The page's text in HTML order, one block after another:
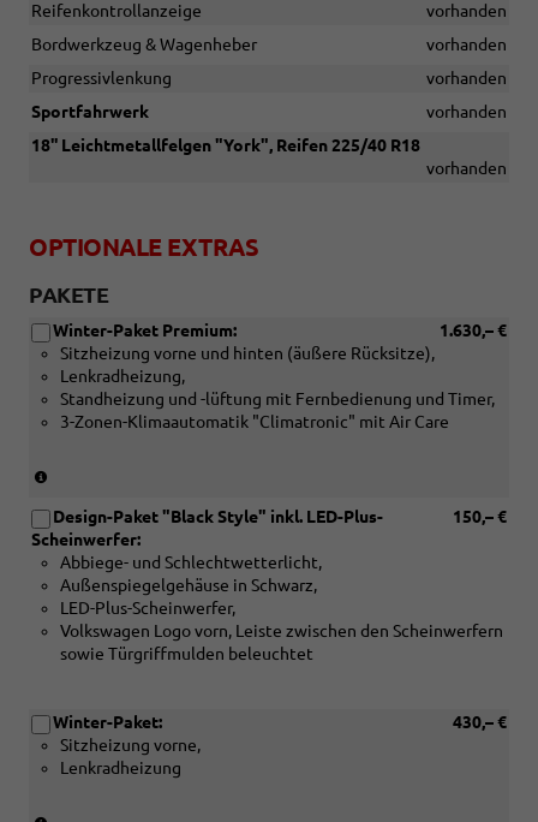
Reifenkontrollanzeige
vorhanden
Bordwerkzeug & Wagenheber
vorhanden
Progressivlenkung
vorhanden
Sportfahrwerk
vorhanden
18'' Leichtmetallfelgen "York", Reifen 225/40 R18
vorhanden
OPTIONALE EXTRAS
PAKETE
1.630,– €
Winter-Paket Premium:
Sitzheizung vorne und hinten (äußere Rücksitze),
Lenkradheizung,
Standheizung und -lüftung mit Fernbedienung und Timer,
3-Zonen-Klimaautomatik "Climatronic" mit Air Care
Verbinding
mit:
[W51]
Sonderangebotspaket
"Komfort")
150,– €
Design-Paket "Black Style" inkl. LED-Plus-
Scheinwerfer:
Abbiege- und Schlechtwetterlicht,
Außenspiegelgehäuse in Schwarz,
LED-Plus-Scheinwerfer,
Volkswagen Logo vorn, Leiste zwischen den Scheinwerfern
sowie Türgriffmulden beleuchtet
430,– €
Winter-Paket:
Sitzheizung vorne,
Lenkradheizung